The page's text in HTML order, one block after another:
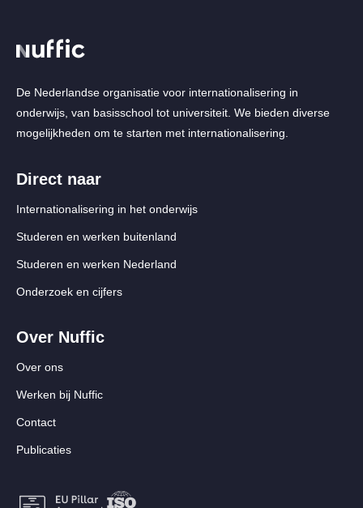
De Nederlandse organisatie voor internationalisering in
onderwijs, van basisschool tot universiteit. We bieden diverse
mogelijkheden om te starten met internationalisering.
Direct naar
Internationalisering in het onderwijs
Studeren en werken buitenland
Studeren en werken Nederland
Onderzoek en cijfers
Over Nuffic
Over ons
Werken bij Nuffic
Contact
Publicaties